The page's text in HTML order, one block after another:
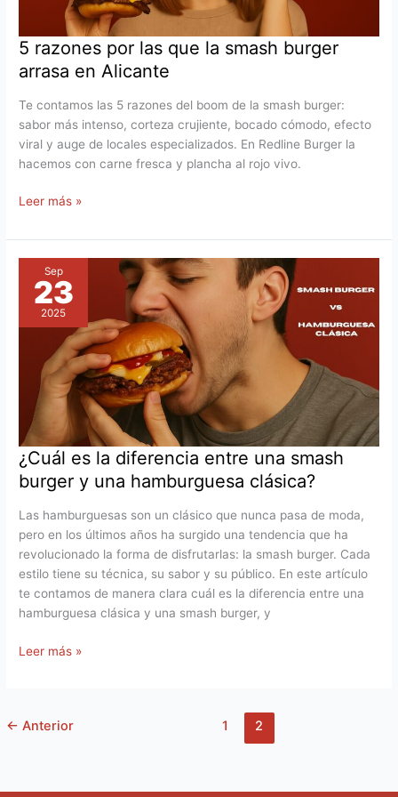
5 razones por las que la smash burger
arrasa en Alicante
Te contamos las 5 razones del boom de la smash burger:
sabor más intenso, corteza crujiente, bocado cómodo, efecto
viral y auge de locales especializados. En Redline Burger la
hacemos con carne fresca y plancha al rojo vivo.
Alicante
Leer más »
Sep
23
2025
¿Cuál es la diferencia entre una smash
burger y una hamburguesa clásica?
Las hamburguesas son un clásico que nunca pasa de moda,
pero en los últimos años ha surgido una tendencia que ha
revolucionado la forma de disfrutarlas: la smash burger. Cada
estilo tiene su técnica, su sabor y su público. En este artículo
te contamos de manera clara cuál es la diferencia entre una
hamburguesa clásica y una smash burger, y
diferencia
entre
smash
burger
una
hamburguesa
clásica?
Leer más »
← Anterior 1 2